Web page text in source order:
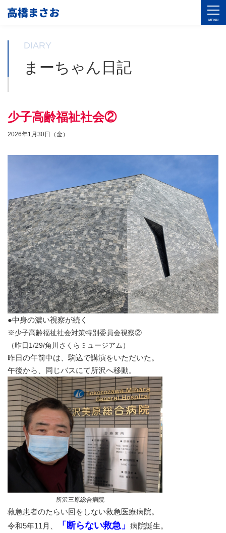
DIARY
まーちゃん日記
少子高齢福祉社会②
2026年1月30日（金）
●中身の濃い視察が続く
※少子高齢福祉社会対策特別委員会視察②
（昨日1/29/角川さくらミュージアム ）
昨日の午前中は、駒込で講演をいただいた。
午後から、同じバスにて所沢へ移動。
所沢三原総合病院
救急患者のたらい回をしない救急医療病院。
令和5年11月、
「断らない救急」 病院誕生。